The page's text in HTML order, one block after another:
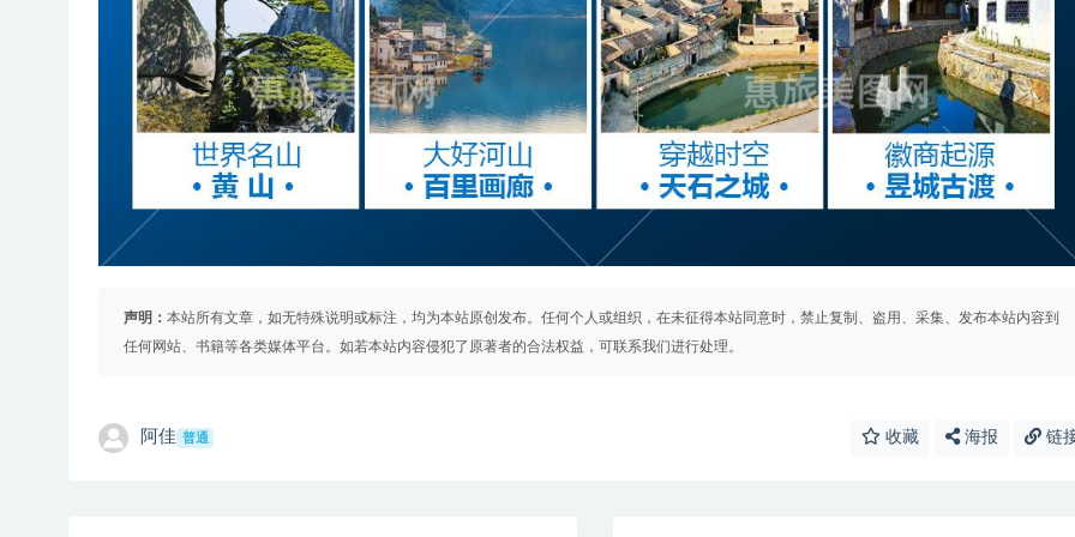
声明： 本站所有文章，如无特殊说明或标注，均为本站原创发布。任何个人或组织，在未征得本站同意时，禁止复制、盗用、采集、发布本站内容到
任何网站、书籍等各类媒体平台。如若本站内容侵犯了原著者的合法权益，可联系我们进行处理。
阿佳 普通 收藏 海报 链